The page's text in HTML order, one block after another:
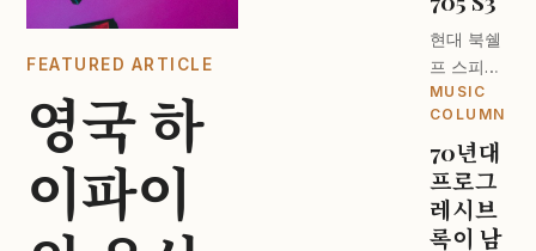
FEATURED ARTICLE
영국 하
이파이
현대 북쉘
프 스피커
의 최강자
는 누구인
가? 디자
인과 사운
드 스테이
지 전격 비
MUSIC
COLUMN
70년대
프로그
레시브
록이 남